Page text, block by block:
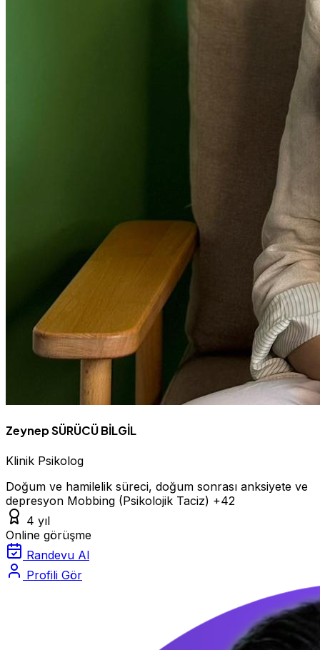
Zeynep SÜRÜCÜ BİLGİL
Klinik Psikolog
Doğum ve hamilelik süreci, doğum sonrası anksiyete ve
depresyon Mobbing (Psikolojik Taciz) +42
4 yıl
Online görüşme
Randevu Al
Profili Gör